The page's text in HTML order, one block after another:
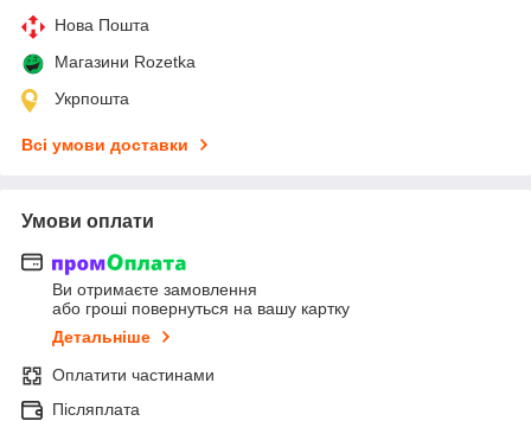
Нова Пошта
Магазини Rozetka
Укрпошта
Всі умови доставки
Умови оплати
Ви отримаєте замовлення
або гроші повернуться на вашу картку
Детальніше
Оплатити частинами
Післяплата